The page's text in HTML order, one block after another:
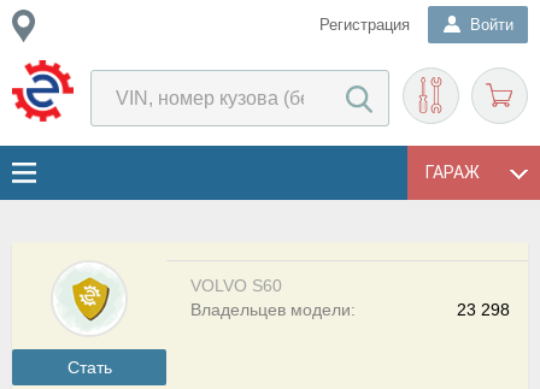
Регистрация Войти
ГАРАЖ
Cтать
VOLVO S60
23 298
Владельцев модели: